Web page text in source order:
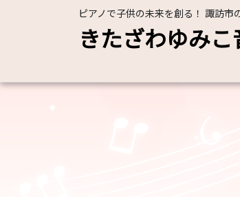
ピアノで子供の未来を創る！ 諏訪市
きたざわゆみ